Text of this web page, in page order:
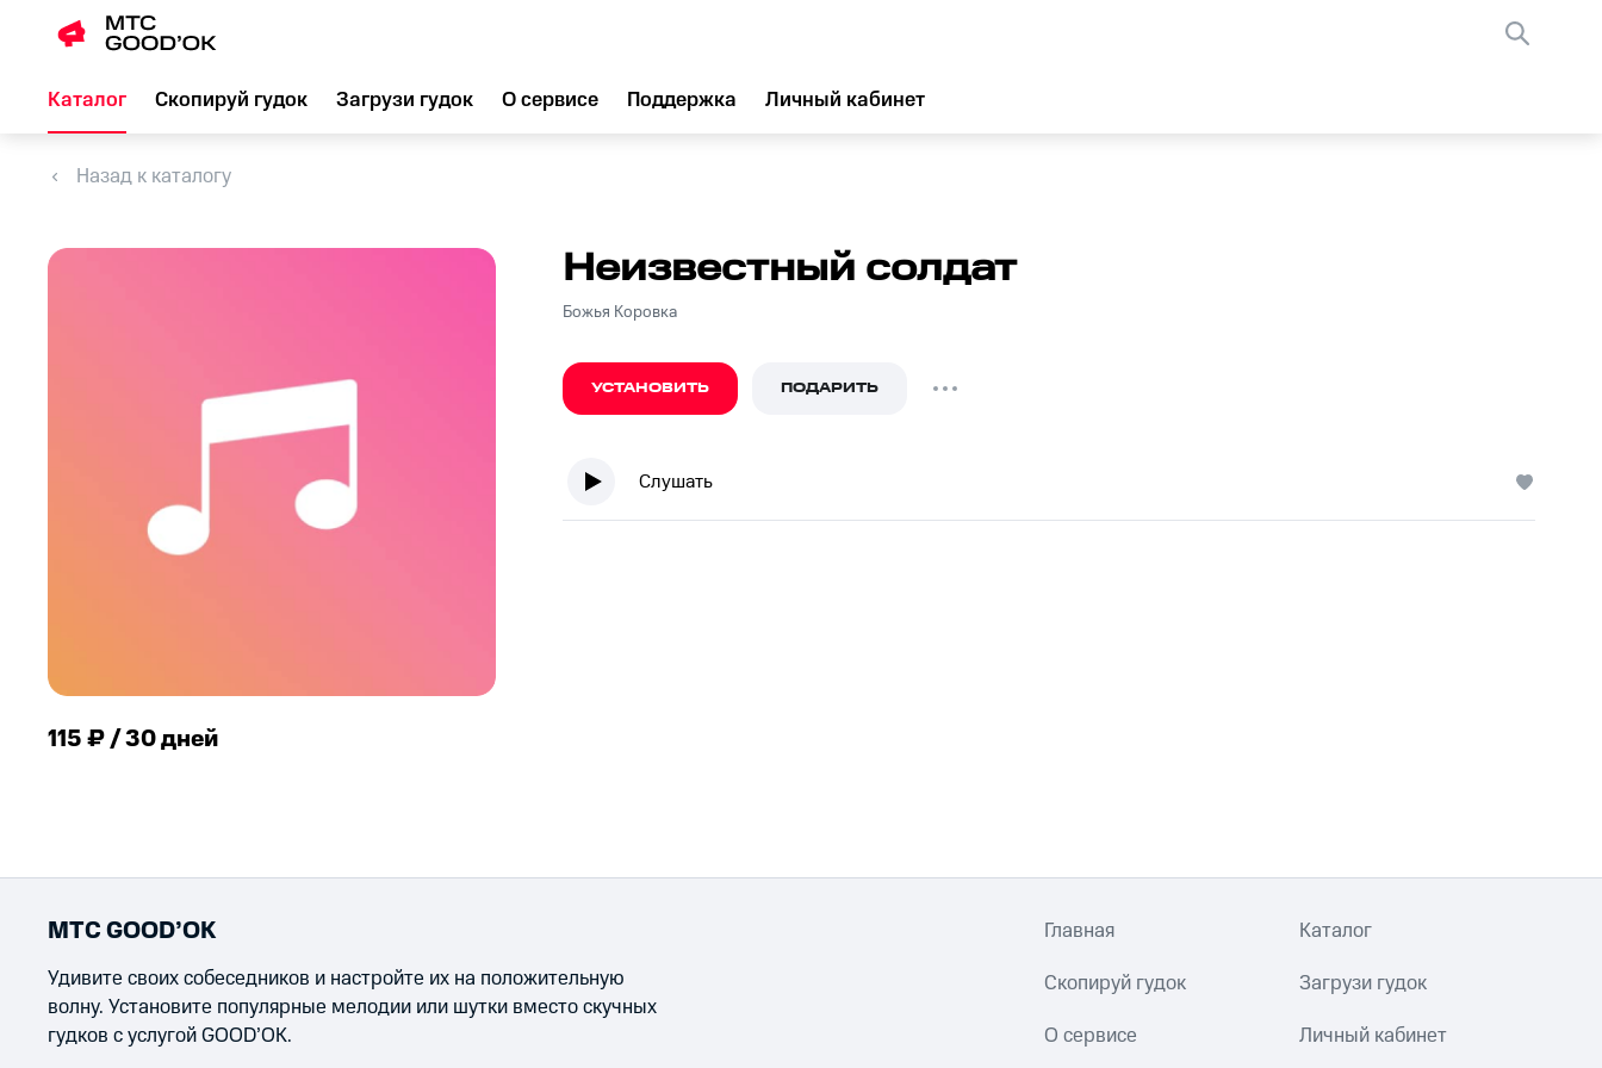
Каталог Скопируй гудок Загрузи гудок О сервисе Поддержка Личный кабинет
Назад к каталогу
115 ₽ / 30 дней
Неизвестный солдат
Божья Коровка
УСТАНОВИТЬ ПОДАРИТЬ
Слушать
МТС GOOD’OK
Удивите своих собеседников и настройте их на положительную
волну. Установите популярные мелодии или шутки вместо скучных
гудков с услугой GOOD’OK.
Главная Каталог
Скопируй гудок Загрузи гудок
О сервисе Личный кабинет